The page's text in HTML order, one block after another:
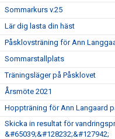
Sommarkurs v.25
Lär dig lasta din häst
Påsklovsträning för Ann
Sommarstallplats
Träningsläger på Påsklovet
Årsmöte 2021
Hoppträning för Ann Langaard
Skicka in resultat för
&#65039;&#128232;&#127942;